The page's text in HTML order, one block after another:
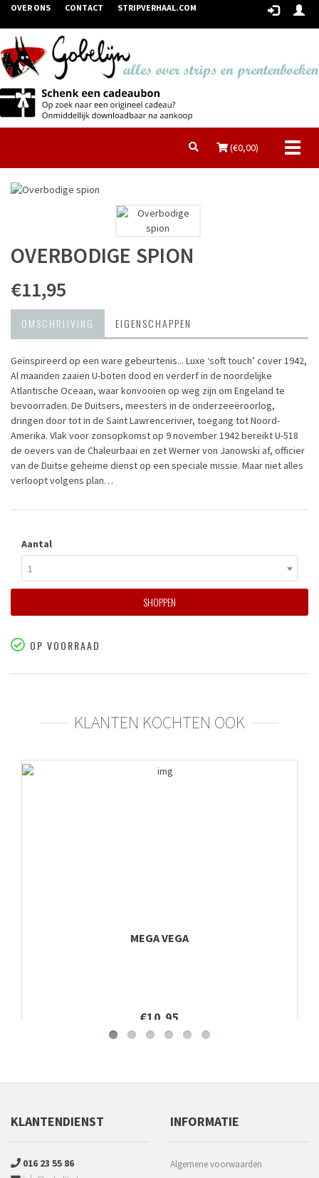
OVER ONS CONTACT STRIPVERHAAL.COM
(€0,00)
OVERBODIGE SPION
€11,95
OMSCHRIJVING EIGENSCHAPPEN
Geïnspireerd op een ware gebeurtenis... Luxe ‘soft touch’ cover 1942,
Al maanden zaaien U-boten dood en verderf in de noordelijke
Atlantische Oceaan, waar konvooien op weg zijn om Engeland te
bevoorraden. De Duitsers, meesters in de onderzeeëroorlog,
dringen door tot in de Saint Lawrencerivier, toegang tot Noord-
Amerika. Vlak voor zonsopkomst op 9 november 1942 bereikt U-518
de oevers van de Chaleurbaai en zet Werner von Janowski af, officier
van de Duitse geheime dienst op een speciale missie. Maar niet alles
verloopt volgens plan…
Aantal
1
SHOPPEN
OP VOORRAAD
KLANTEN KOCHTEN OOK
MEGA VEGA
€10,95
KLANTENDIENST
016 23 55 86
INFORMATIE
Algemene voorwaarden